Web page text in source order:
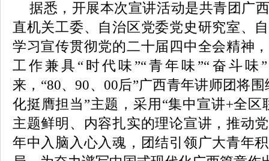
据悉，开展本次宣讲活动是共青团广
直机关工委、自治区党委党史研究室、
学习宣传贯彻党的二十届四中全会精神
工作兼具“时代味”“青年味”“奋斗味
来，“80、90、00后”广西青年讲师团将
化挺膺担当”主题，采用“集中宣讲+全区
主题鲜明、内容扎实的理论宣讲，推动
年中入脑入心入魂，团结引领广大青年